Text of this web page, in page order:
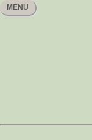
MENU